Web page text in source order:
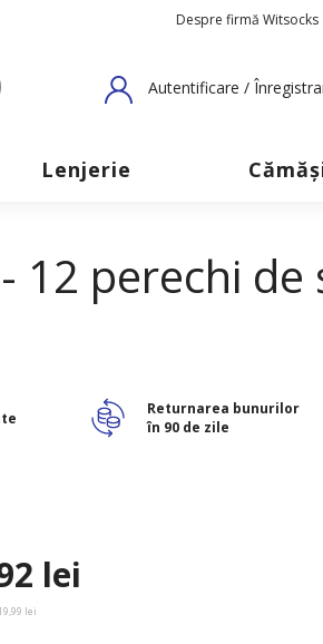
Despre firmă Witsocks
Autentificare /
Lenjerie
12 perechi de
Returnarea bunurilor
în 90 de zile
lei
lei